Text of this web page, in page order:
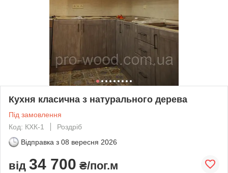
Кухня класична з натурального дерева
Під замовлення
Код: КХК-1
Роздріб
Відправка з 08 вересня 2026
від 34 700 ₴/пог.м